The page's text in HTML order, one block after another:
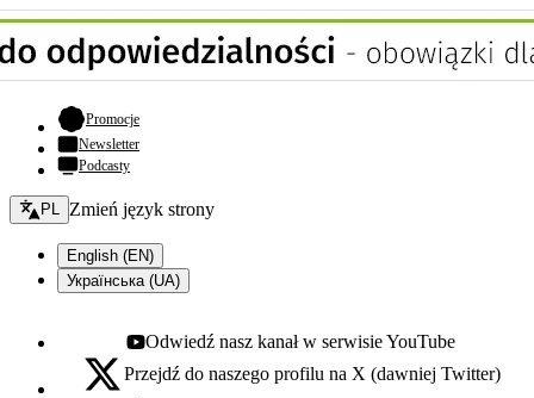
Promocje- otwiera się w nowej karcie
Newsletter
Podcasty
Zmień język - bieżący:
PL Zmień język strony
English (EN)
Українська (UA)
Youtube - otwiera się w nowej karcie
Odwiedź nasz kanał w serwisie YouTube
X - otwiera się w nowej karcie
Przejdź do naszego profilu na X (dawniej Twitter)